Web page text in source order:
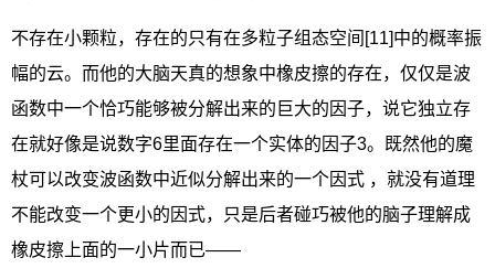
不存在小颗粒，存在的只有在多粒子组态空间[11]中的概率振
幅的云。而他的大脑天真的想象中橡皮擦的存在，仅仅是波
函数中一个恰巧能够被分解出来的巨大的因子，说它独立存
在就好像是说数字6里面存在一个实体的因子3。既然他的魔
杖可以改变波函数中近似分解出来的一个因式 ，就没有道理
不能改变一个更小的因式，只是后者碰巧被他的脑子理解成
橡皮擦上面的一小片而已——